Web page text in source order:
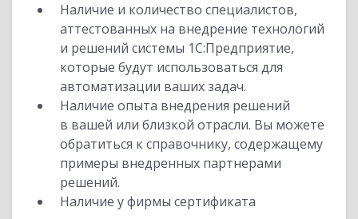
Наличие и количество специалистов,
аттестованных на внедрение технологий
и решений системы 1С:Предприятие,
которые будут использоваться для
автоматизации ваших задач.
Наличие опыта внедрения решений
в вашей или близкой отрасли. Вы можете
обратиться к справочнику, содержащему
примеры внедренных партнерами
решений.
Наличие у фирмы сертификата